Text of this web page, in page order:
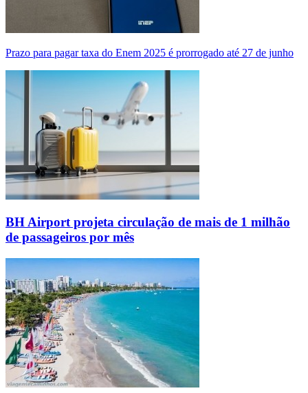
Prazo para pagar taxa do Enem 2025 é prorrogado até 27 de junho
BH Airport projeta circulação de mais de 1 milhão
de passageiros por mês